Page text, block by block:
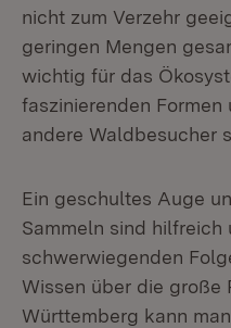
nicht zum Verzehr
geringen Mengen
wichtig für das
faszinierenden
andere Waldbesucher
Ein geschultes Auge
Sammeln sind
schwerwiegenden
Wissen über die große
Württemberg kann